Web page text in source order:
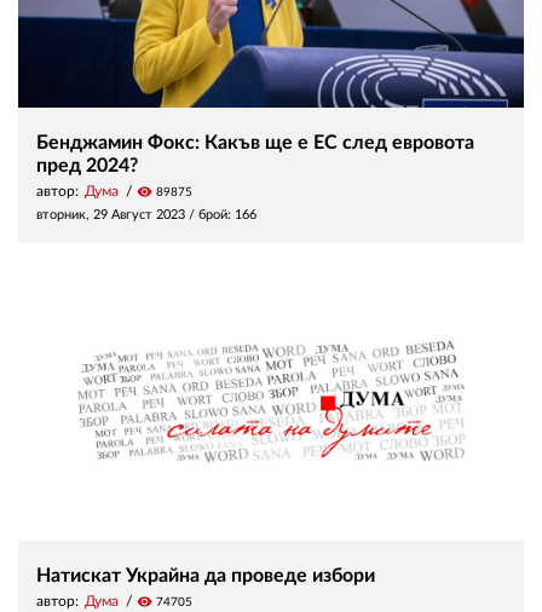
Бенджамин Фокс: Какъв ще е ЕС след евровота
пред 2024?
автор: Дума visibility 89875
вторник, 29 Август 2023 / брой: 166
Натискат Украйна да проведе избори
автор: Дума visibility 74705